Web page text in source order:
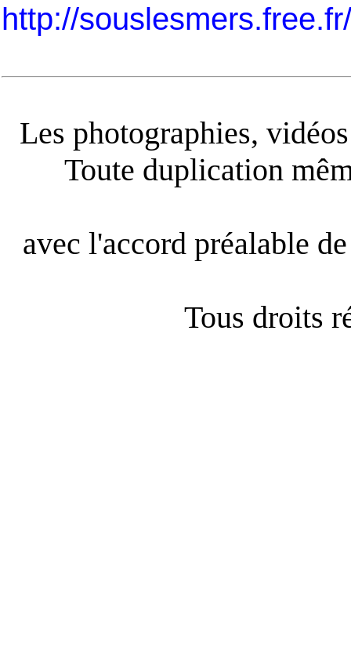
http://
Les photographies,
Toute duplication
avec l'accord préalable
Tous droits